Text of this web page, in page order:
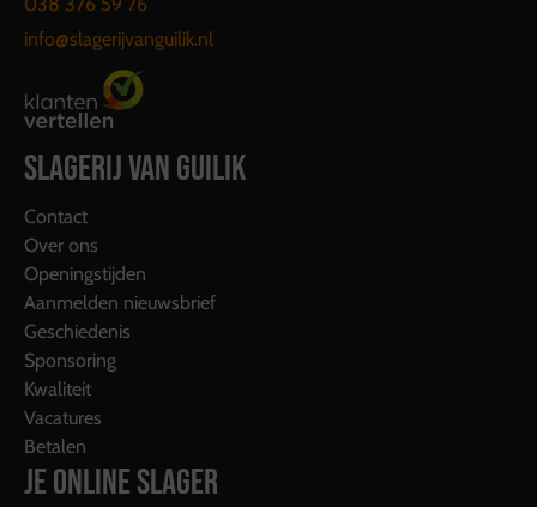
info@slagerijvanguilik.nl
SLAGERIJ VAN GUILIK
Contact
Over ons
Openingstijden
Aanmelden nieuwsbrief
Geschiedenis
Sponsoring
Kwaliteit
Vacatures
Betalen
JE ONLINE SLAGER